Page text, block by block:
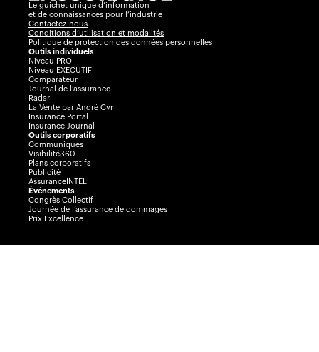
Le guichet unique d’information
et de connaissances pour l’industrie
Contactez-nous
Conditions d’utilisation et modalités
Politique de protection des données personnelles
Outils individuels
Niveau PRO
Niveau EXÉCUTIF
Comparateur
Journal de l’assurance
Radar
La Vente par André Cyr
Insurance Portal
Insurance Journal
Outils corporatifs
Communiqués
Visibilité360
Plans corporatifs
Publicité
AssuranceINTEL
Événements
Congrès Collectif
Journée de l’assurance de dommages
Prix Excellence